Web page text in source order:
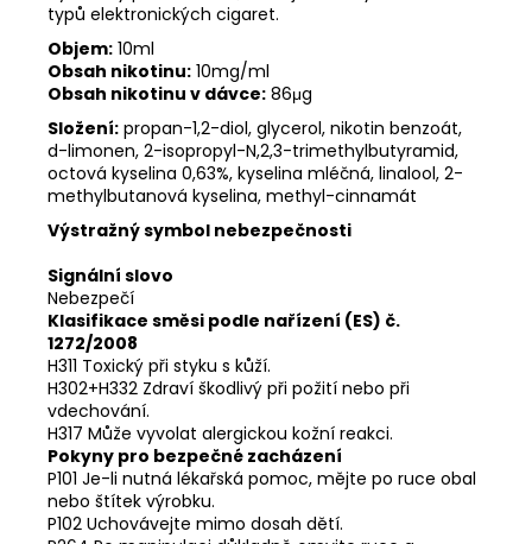
typů elektronických cigaret.
Objem: 10ml
Obsah nikotinu: 10mg/ml
Obsah nikotinu v dávce: 86μg
Složení: propan-1,2-diol, glycerol, nikotin benzoát,
d-limonen, 2-isopropyl-N,2,3-trimethylbutyramid,
octová kyselina 0,63%, kyselina mléčná, linalool, 2-
methylbutanová kyselina, methyl-cinnamát
Výstražný symbol nebezpečnosti
Signální slovo
Nebezpečí
Klasifikace směsi podle nařízení (ES) č.
1272/2008
H311 Toxický při styku s kůží.
H302+H332 Zdraví škodlivý při požití nebo při
vdechování.
H317 Může vyvolat alergickou kožní reakci.
Pokyny pro bezpečné zacházení
P101 Je-li nutná lékařská pomoc, mějte po ruce obal
nebo štítek výrobku.
P102 Uchovávejte mimo dosah dětí.